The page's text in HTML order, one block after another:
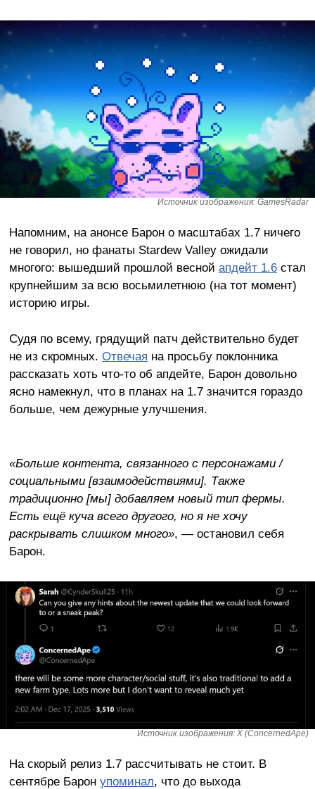
Источник изображения: GamesRadar
Напомним, на анонсе Барон о масштабах 1.7 ничего
не говорил, но фанаты Stardew Valley ожидали
многого: вышедший прошлой весной апдейт 1.6стал
крупнейшим за всю восьмилетнюю (на тот момент)
историю игры.
Судя по всему, грядущий патч действительно будет
не из скромных. Отвечая на просьбу поклонника
рассказать хоть что-то об апдейте, Барон довольно
ясно намекнул, что в планах на 1.7 значится гораздо
больше, чем дежурные улучшения.
«Больше контента, связанного с персонажами /
социальными [взаимодействиями]. Также
традиционно [мы] добавляем новый тип фермы.
Есть ещё куча всего другого, но я не хочу
раскрывать слишком много», — остановил себя
Барон.
Источник изображения: X (ConcernedApe)
На скорый релиз 1.7 рассчитывать не стоит. В
сентябре Барон упоминал, что до выхода